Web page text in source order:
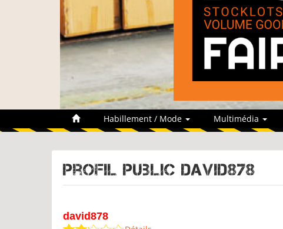
Habillement / Mode Multimédia
Profil public david878
david878